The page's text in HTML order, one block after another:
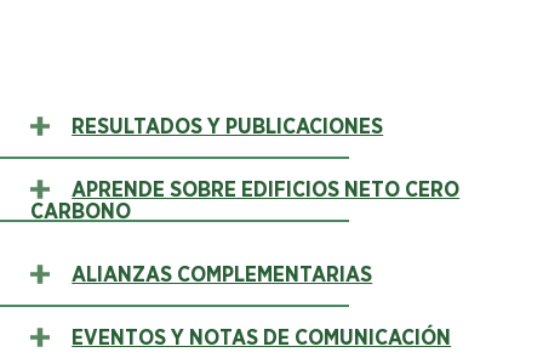
RESULTADOS Y PUBLICACIONES
APRENDE SOBRE EDIFICIOS NETO CERO
CARBONO
ALIANZAS COMPLEMENTARIAS
EVENTOS Y NOTAS DE COMUNICACIÓN